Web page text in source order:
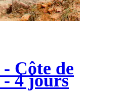
Côte de
4 jours